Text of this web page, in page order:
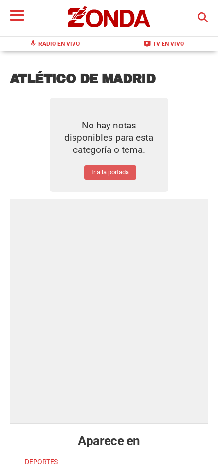
mic RADIO EN VIVO live_tv TV EN VIVO
BUSCAR
ATLÉTICO DE MADRID
No hay notas
disponibles para esta
categoría o tema.
Ir a la portada
Aparece en
DEPORTES